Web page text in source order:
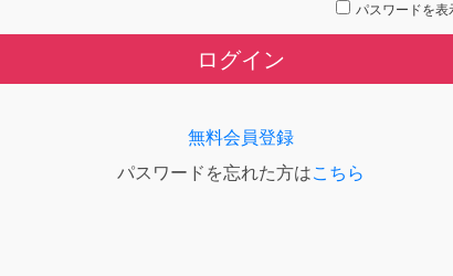
パスワードを表
ログイン
無料会員登録
パスワードを忘れた方はこちら